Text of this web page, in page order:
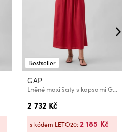
Bestseller
GAP
Lněné maxi šaty s kapsami GAP
2 732 Kč
s kódem LETO20:2 185 Kč